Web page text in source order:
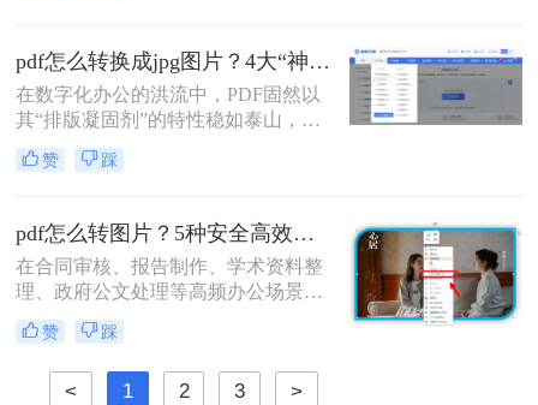
片。
pdf怎么转换成jpg图片？4大“神操作”让文件处理效率飙升！
在数字化办公的洪流中，PDF固然以
其“排版凝固剂”的特性稳如泰山，但
当我们需要快速分享、即时预览或二
次编辑时，它往往变成了一堵厚重的
不仅是格式的跃迁，更是工作流的彻
底解放。那么pdf怎么转换成jpg图片​
呢？
赞 踩
pdf怎么转图片？5种安全高效实测方法！
在合同审核、报告制作、学术资料整
理、政府公文处理等高频办公场景
中，将PDF精准转换为图片格式（如
JPG/PNG）是效率刚需，却也是“翻
车”重灾区：文字模糊、图片变形、
分辨率丢失、敏感信息泄露……更严
赞 踩
< 1 2 3 >